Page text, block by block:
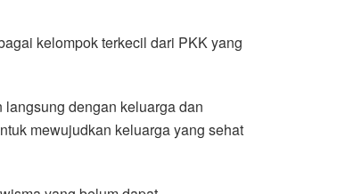
kelompok terkecil dari PKK yang
dengan keluarga dan
mewujudkan keluarga yang sehat